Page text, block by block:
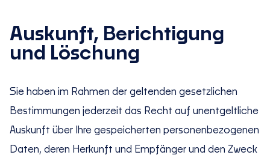
Auskunft, Berichtigung
und Löschung
Sie haben im Rahmen der geltenden gesetzlichen
Bestimmungen jederzeit das Recht auf unentgeltliche
Auskunft über Ihre gespeicherten personenbezogenen
Daten, deren Herkunft und Empfänger und den Zweck